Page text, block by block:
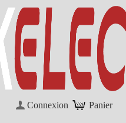
Panier
Connexion